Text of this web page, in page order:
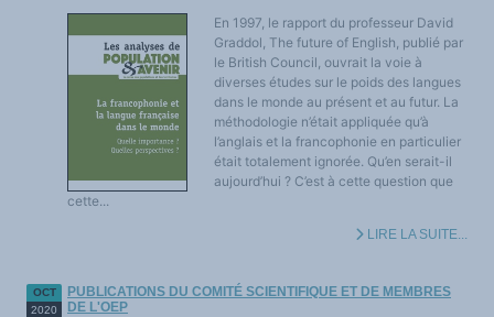
En 1997, le rapport du professeur David
Graddol, The future of English, publié par
le British Council, ouvrait la voie à
diverses études sur le poids des langues
dans le monde au présent et au futur. La
méthodologie n’était appliquée qu’à
l’anglais et la francophonie en particulier
était totalement ignorée. Qu’en serait-il
aujourd’hui ? C’est à cette question que
cette...
LIRE LA SUITE...
OCT
2020
PUBLICATIONS DU COMITÉ SCIENTIFIQUE ET DE MEMBRES
DE L'OEP